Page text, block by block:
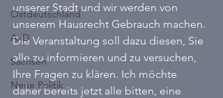
Ostdeutschland
AxD
Sachsen
Neue Politik
unserer Stadt und wir werden von
unserem Hausrecht Gebrauch machen.
Die Veranstaltung soll dazu diesen, Sie
alle zu informieren und zu versuchen,
Ihre Fragen zu klären. Ich möchte
daher bereits jetzt alle bitten, eine